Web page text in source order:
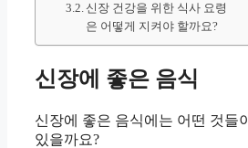
신장 건강을 위한 식사 요령
은 어떻게 지켜야 할까요?
신장에 좋은 음식
신장에 좋은 음식에는 어떤 것들이
있을까요?